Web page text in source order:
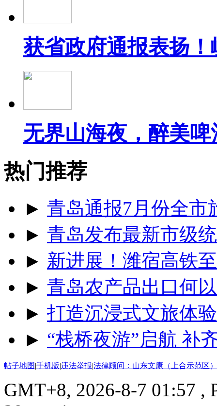
获省政府通报表扬
无界山海夜，醉美
热门推荐
► 青岛通报7月份全市
► 青岛发布最新市级
► 新进展！潍宿高铁
► 青岛农产品出口何
► 打造沉浸式文旅体
► “栈桥夜游”启航 补
帖子地图|手机版|违法举报|法律顾问：山东文康（上合示范区
GMT+8, 2026-8-7 01:57 ,